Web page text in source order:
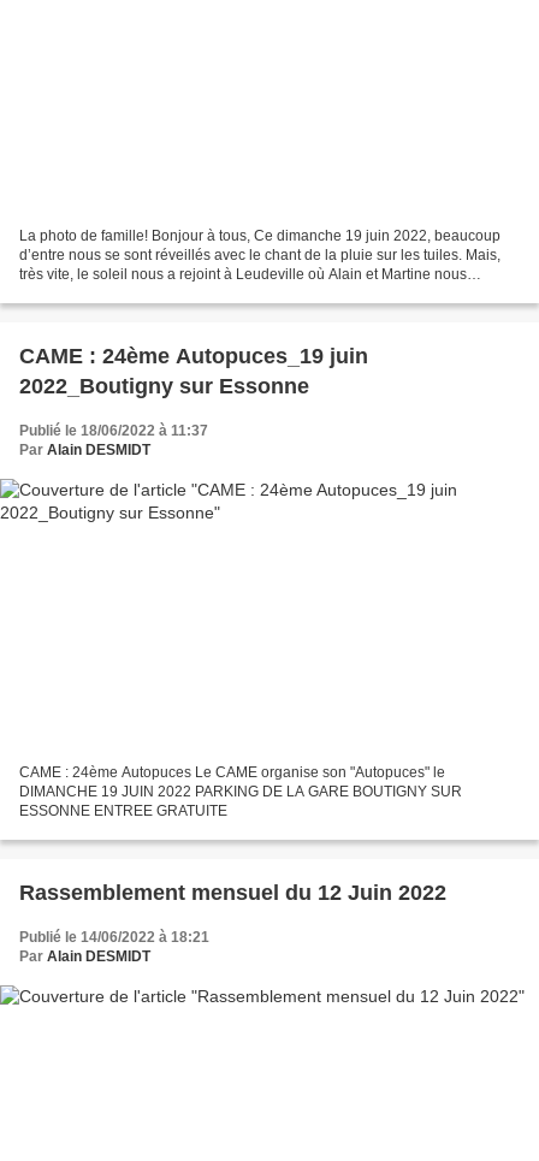
La photo de famille! Bonjour à tous, Ce dimanche 19 juin 2022, beaucoup
d’entre nous se sont réveillés avec le chant de la pluie sur les tuiles. Mais,
très vite, le soleil nous a rejoint à Leudeville où Alain et Martine nous
CAME : 24ème Autopuces_19 juin
2022_Boutigny sur Essonne
Publié le 18/06/2022 à 11:37
Par Alain DESMIDT
CAME : 24ème Autopuces Le CAME organise son "Autopuces" le
DIMANCHE 19 JUIN 2022 PARKING DE LA GARE BOUTIGNY SUR
ESSONNE ENTREE GRATUITE
Rassemblement mensuel du 12 Juin 2022
Publié le 14/06/2022 à 18:21
Par Alain DESMIDT